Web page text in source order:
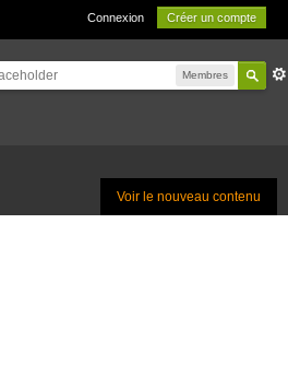
Connexion Créer un compte
Membres
Voir le nouveau contenu